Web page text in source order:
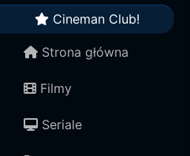
Cineman Club!
Strona główna
Filmy
Seriale